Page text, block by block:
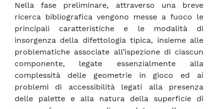
Nella fase preliminare, attraverso una breve
ricerca bibliografica vengono messe a fuoco le
principali caratteristiche e le modalità di
insorgenza della difettologia tipica, insieme alle
problematiche associate all’ispezione di ciascun
componente, legate essenzialmente alla
complessità delle geometrie in gioco ed ai
problemi di accessibilità legati alla presenza
delle palette e alla natura della superficie di